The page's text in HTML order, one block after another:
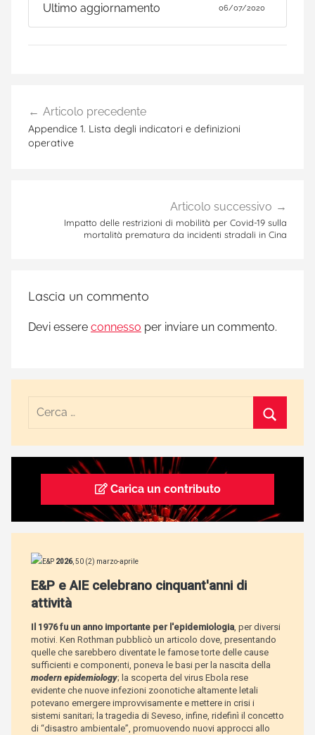
Ultimo aggiornamento 06/07/2020
articoli
Articolo precedente
Appendice 1. Lista degli indicatori e definizioni
operative
Articolo successivo
Impatto delle restrizioni di mobilità per Covid-19 sulla
mortalità prematura da incidenti stradali in Cina
Lascia un commento
Devi essere connesso per inviare un commento.
Carica un contributo